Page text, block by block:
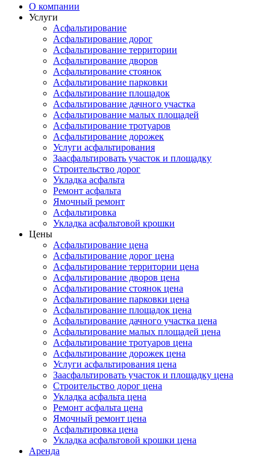
О компании
Услуги
Асфальтирование
Асфальтирование дорог
Асфальтирование территории
Асфальтирование дворов
Асфальтирование стоянок
Асфальтирование парковки
Асфальтирование площадок
Асфальтирование дачного участка
Асфальтирование малых площадей
Асфальтирование тротуаров
Асфальтирование дорожек
Услуги асфальтирования
Заасфальтировать участок и площадку
Строительство дорог
Укладка асфальта
Ремонт асфальта
Ямочный ремонт
Асфальтировка
Укладка асфальтовой крошки
Цены
Асфальтирование цена
Асфальтирование дорог цена
Асфальтирование территории цена
Асфальтирование дворов цена
Асфальтирование стоянок цена
Асфальтирование парковки цена
Асфальтирование площадок цена
Асфальтирование дачного участка цена
Асфальтирование малых площадей цена
Асфальтирование тротуаров цена
Асфальтирование дорожек цена
Услуги асфальтирования цена
Заасфальтировать участок и площадку цена
Строительство дорог цена
Укладка асфальта цена
Ремонт асфальта цена
Ямочный ремонт цена
Асфальтировка цена
Укладка асфальтовой крошки цена
Аренда